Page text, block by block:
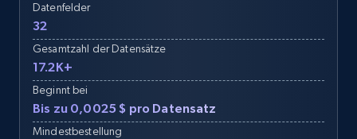
Datenfelder
32
Gesamtzahl der Datensätze
17.2K+
Beginnt bei
Bis zu 0,0025 $ pro Datensatz
Mindestbestellung